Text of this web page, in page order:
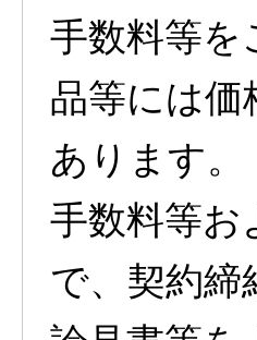
手数料等を
品等には価
あります。
手数料等お
で、契約締